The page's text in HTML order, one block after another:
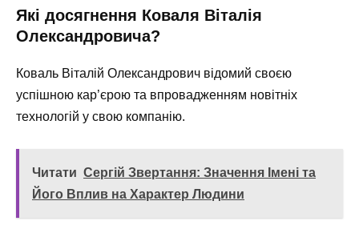
Які досягнення Коваля Віталія
Олександровича?
Коваль Віталій Олександрович відомий своєю
успішною кар’єрою та впровадженням новітніх
технологій у свою компанію.
Читати Сергій Звертання: Значення Імені та
Його Вплив на Характер Людини